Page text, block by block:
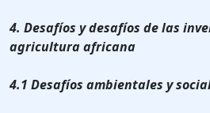
4. Desafíos y desafíos de las
agricultura africana
4.1 Desafíos ambientales y